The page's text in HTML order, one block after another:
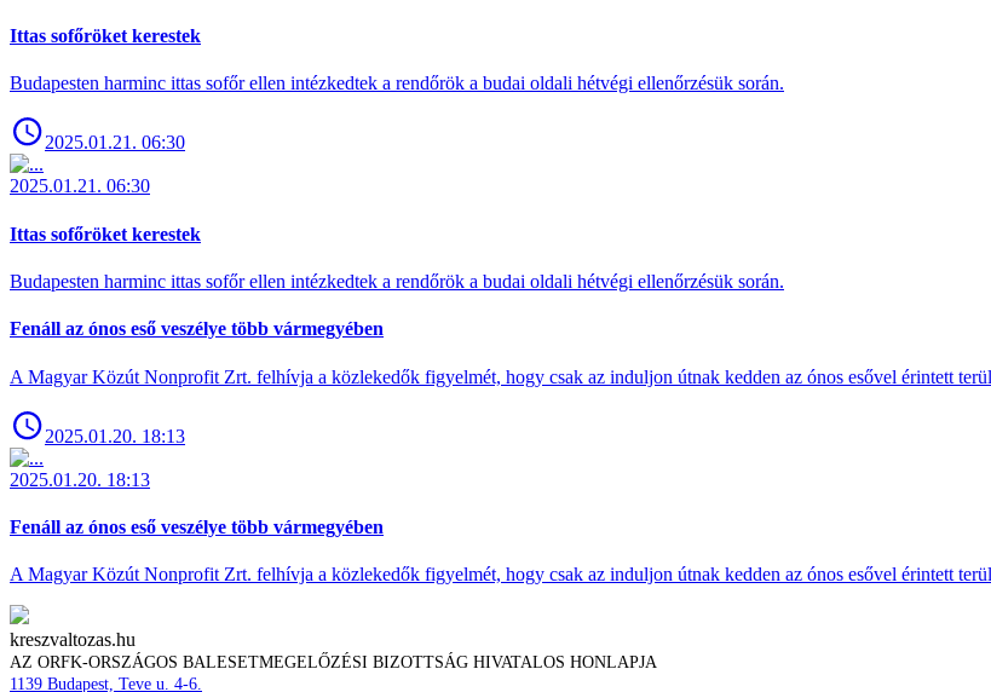
Ittas sofőröket kerestek
Budapesten harminc ittas sofőr ellen intézkedtek a rendőrök a budai oldali hétvégi ellenőrzésük során.
2025.01.21. 06:30
2025.01.21. 06:30
Ittas sofőröket kerestek
Budapesten harminc ittas sofőr ellen intézkedtek a rendőrök a budai oldali hétvégi ellenőrzésük során.
Fenáll az ónos eső veszélye több vármegyében
A Magyar Közút Nonprofit Zrt. felhívja a közlekedők figyelmét, hogy csak az induljon útnak kedden az ónos esővel érintett
2025.01.20. 18:13
2025.01.20. 18:13
Fenáll az ónos eső veszélye több vármegyében
A Magyar Közút Nonprofit Zrt. felhívja a közlekedők figyelmét, hogy csak az induljon útnak kedden az ónos esővel érintett
kreszvaltozas.hu
AZ ORFK-ORSZÁGOS BALESETMEGELŐZÉSI BIZOTTSÁG HIVATALOS HONLAPJA
1139 Budapest, Teve u. 4-6.